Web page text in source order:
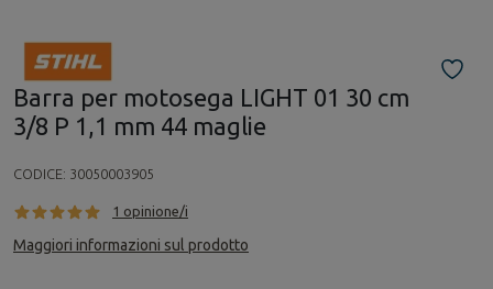
Barra per motosega LIGHT 01 30 cm
3/8 P 1,1 mm 44 maglie
CODICE: 30050003905
1 opinione/i
Maggiori informazioni sul prodotto